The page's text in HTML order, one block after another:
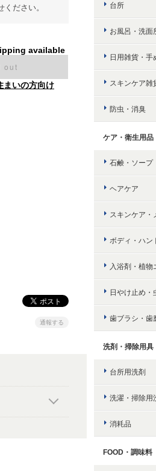
ください。
available
out
まいの方向け
通報する
台所
お風呂・洗面
日用雑貨・手
スキンケア雑
防虫・消臭
ケア・衛生用品
石鹸・ソープ
ヘアケア
スキンケア・
ボディ・ハン
入浴剤・植物
日やけ止め・
歯ブラシ・歯
洗剤・掃除用具
台所用洗剤
洗濯・掃除用
消耗品
FOOD・調味料